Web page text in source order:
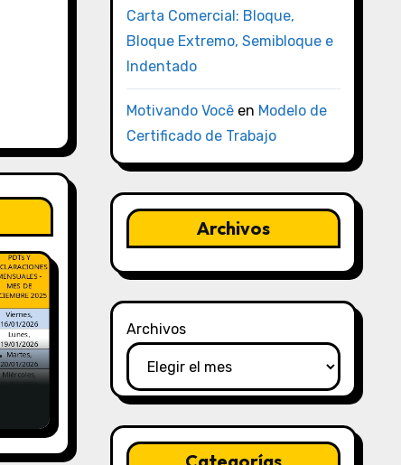
Carta Comercial: Bloque,
Bloque Extremo, Semibloque e
Indentado
Motivando Vocêen Modelo de
Certificado de Trabajo
Archivos
Archivos